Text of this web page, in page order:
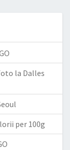
la Dalles
per 100g